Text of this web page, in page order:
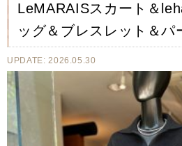
LeMARAISスカート＆
ッグ＆ブレスレット＆パ
UPDATE: 2026.05.30